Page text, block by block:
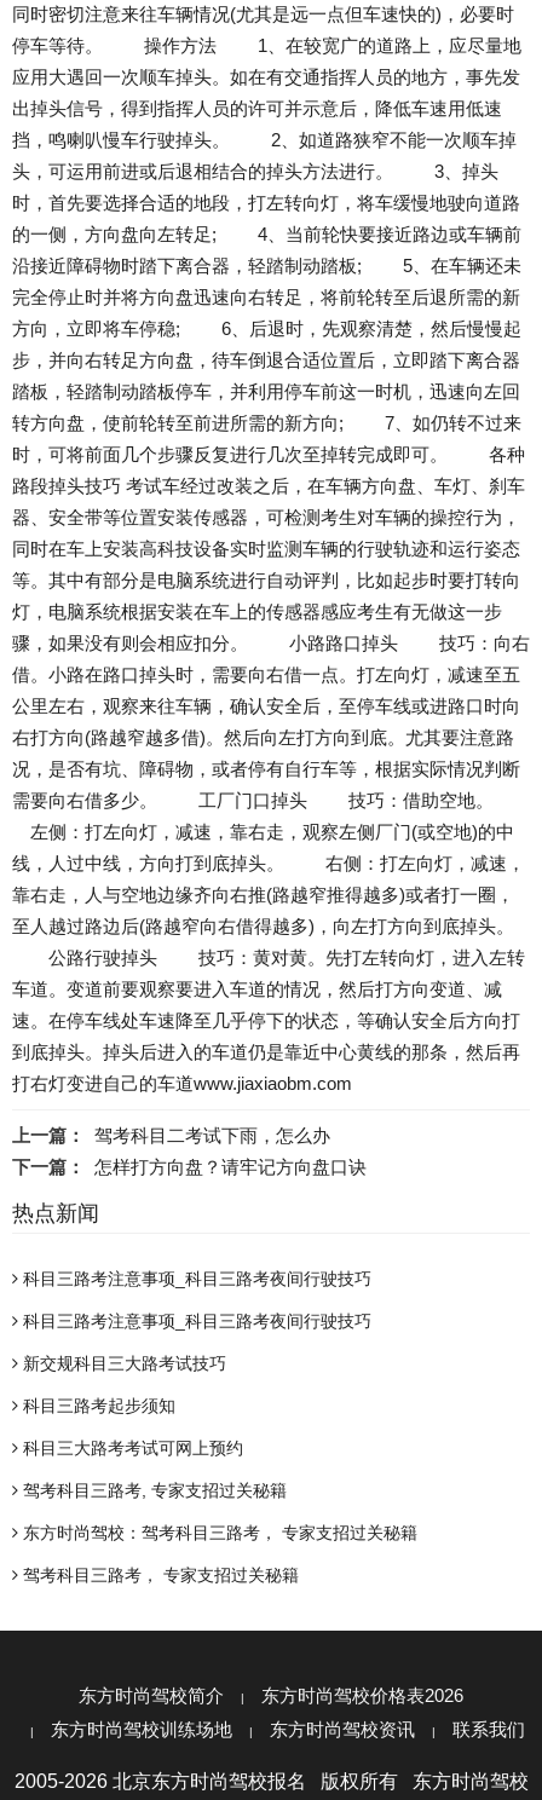
同时密切注意来往车辆情况(尤其是远一点但车速快的)，必要时
停车等待。 操作方法 1、在较宽广的道路上，应尽量地
应用大遇回一次顺车掉头。如在有交通指挥人员的地方，事先发
出掉头信号，得到指挥人员的许可并示意后，降低车速用低速
挡，鸣喇叭慢车行驶掉头。 2、如道路狭窄不能一次顺车掉
头，可运用前进或后退相结合的掉头方法进行。 3、掉头
时，首先要选择合适的地段，打左转向灯，将车缓慢地驶向道路
的一侧，方向盘向左转足; 4、当前轮快要接近路边或车辆前
沿接近障碍物时踏下离合器，轻踏制动踏板; 5、在车辆还未
完全停止时并将方向盘迅速向右转足，将前轮转至后退所需的新
方向，立即将车停稳; 6、后退时，先观察清楚，然后慢慢起
步，并向右转足方向盘，待车倒退合适位置后，立即踏下离合器
踏板，轻踏制动踏板停车，并利用停车前这一时机，迅速向左回
转方向盘，使前轮转至前进所需的新方向; 7、如仍转不过来
时，可将前面几个步骤反复进行几次至掉转完成即可。 各种
路段掉头技巧 考试车经过改装之后，在车辆方向盘、车灯、刹车
器、安全带等位置安装传感器，可检测考生对车辆的操控行为，
同时在车上安装高科技设备实时监测车辆的行驶轨迹和运行姿态
等。其中有部分是电脑系统进行自动评判，比如起步时要打转向
灯，电脑系统根据安装在车上的传感器感应考生有无做这一步
骤，如果没有则会相应扣分。 小路路口掉头 技巧：向右
借。小路在路口掉头时，需要向右借一点。打左向灯，减速至五
公里左右，观察来往车辆，确认安全后，至停车线或进路口时向
右打方向(路越窄越多借)。然后向左打方向到底。尤其要注意路
况，是否有坑、障碍物，或者停有自行车等，根据实际情况判断
需要向右借多少。 工厂门口掉头 技巧：借助空地。
左侧：打左向灯，减速，靠右走，观察左侧厂门(或空地)的中
线，人过中线，方向打到底掉头。 右侧：打左向灯，减速，
靠右走，人与空地边缘齐向右推(路越窄推得越多)或者打一圈，
至人越过路边后(路越窄向右借得越多)，向左打方向到底掉头。
公路行驶掉头 技巧：黄对黄。先打左转向灯，进入左转
车道。变道前要观察要进入车道的情况，然后打方向变道、减
速。在停车线处车速降至几乎停下的状态，等确认安全后方向打
到底掉头。掉头后进入的车道仍是靠近中心黄线的那条，然后再
打右灯变进自己的车道www.jiaxiaobm.com
上一篇：
驾考科目二考试下雨，怎么办
下一篇：
怎样打方向盘？请牢记方向盘口诀
热点新闻
科目三路考注意事项_科目三路考夜间行驶技巧
科目三路考注意事项_科目三路考夜间行驶技巧
新交规科目三大路考试技巧
科目三路考起步须知
科目三大路考考试可网上预约
驾考科目三路考, 专家支招过关秘籍
东方时尚驾校：驾考科目三路考， 专家支招过关秘籍
驾考科目三路考， 专家支招过关秘籍
东方时尚驾校简介
东方时尚驾校价格表2026
东方时尚驾校训练场地
东方时尚驾校资讯 联系我们
2005-2026 北京东方时尚驾校报名 版权所有 东方时尚驾校